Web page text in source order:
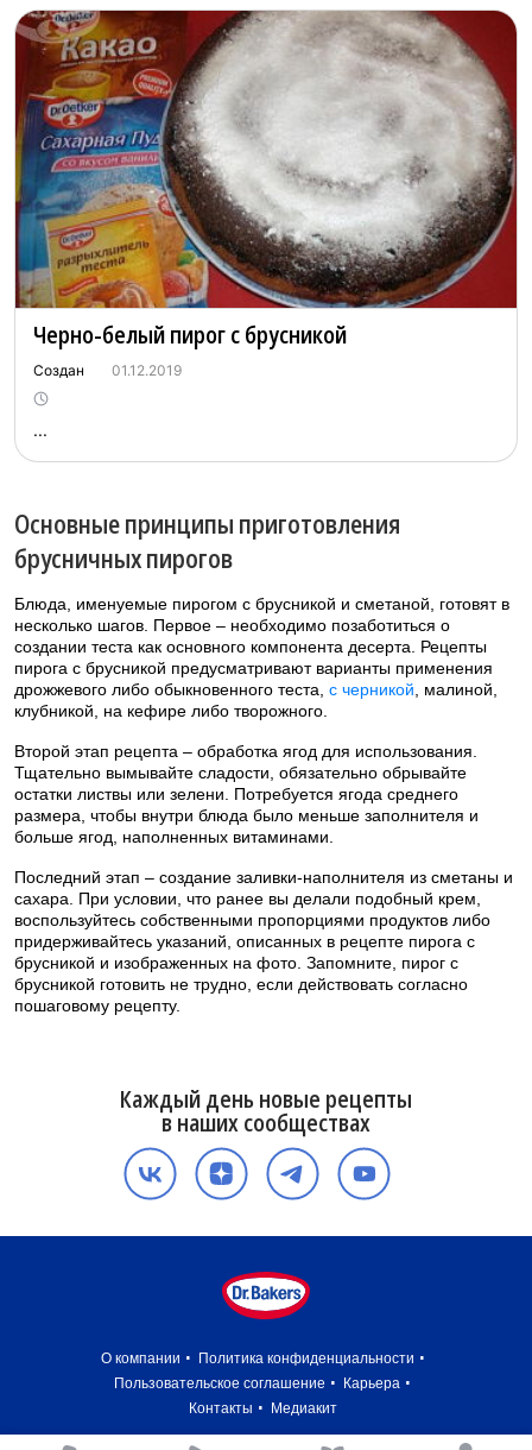
Черно-белый пирог с брусникой
Создан 01.12.2019
...
Основные принципы приготовления
брусничных пирогов
Блюда, именуемые пирогом с брусникой и сметаной, готовят в
несколько шагов. Первое – необходимо позаботиться о
создании теста как основного компонента десерта. Рецепты
пирога с брусникой предусматривают варианты применения
дрожжевого либо обыкновенного теста, с черникой , малиной,
клубникой, на кефире либо творожного.
Второй этап рецепта – обработка ягод для использования.
Тщательно вымывайте сладости, обязательно обрывайте
остатки листвы или зелени. Потребуется ягода среднего
размера, чтобы внутри блюда было меньше заполнителя и
больше ягод, наполненных витаминами.
Последний этап – создание заливки-наполнителя из сметаны и
сахара. При условии, что ранее вы делали подобный крем,
воспользуйтесь собственными пропорциями продуктов либо
придерживайтесь указаний, описанных в рецепте пирога с
брусникой и изображенных на фото. Запомните, пирог с
брусникой готовить не трудно, если действовать согласно
пошаговому рецепту.
Каждый день новые рецепты
в наших сообществах
О компании
Политика конфиденциальности
Пользовательское соглашение
Карьера
Контакты
Медиакит